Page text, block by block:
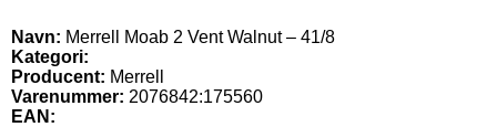
Navn: Merrell Moab 2 Vent Walnut – 41/8
Kategori:
Producent: Merrell
Varenummer: 2076842:175560
EAN: